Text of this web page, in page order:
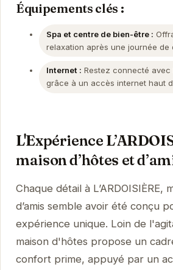
Équipements clés :
Spa et centre de bien-être :
relaxation après une journée de
Internet : Restez connecté
grâce à un accès internet haut
L'Expérience
maison d’hôtes et
Chaque détail à L’ARDOISIÈRE,
d’amis semble avoir été conçu
expérience unique. Loin de
maison d'hôtes propose un
confort prime, appuyé par un